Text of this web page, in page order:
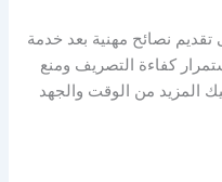
نصائح مهنية بعد خدمة
كفاءة التصريف ومنع
المزيد من الوقت والجهد